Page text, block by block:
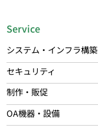
Service
システム・インフラ構築
セキュリティ
制作・販促
OA機器・設備